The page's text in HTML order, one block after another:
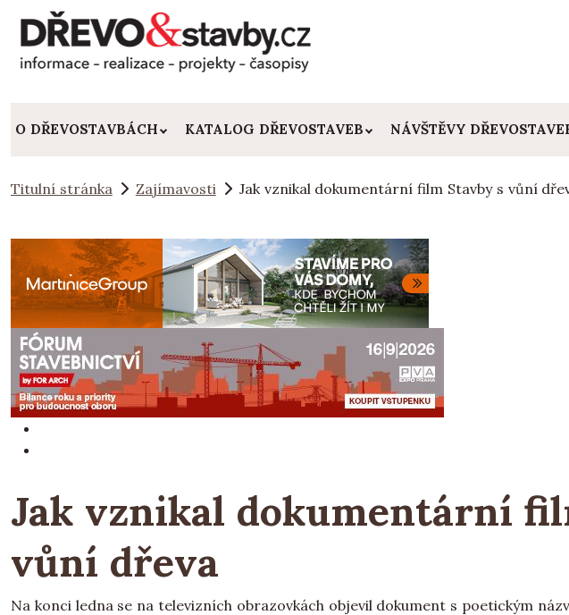
O DŘEVOSTAVBÁCH KATALOG DŘEVOSTAVEB NÁVŠTĚVY
Titulní stránka Zajímavosti Jak vznikal dokumentární film Stavby s vůní
Jak vznikal dokumentární
vůní dřeva
Na konci ledna se na televizních obrazovkách objevil dokument s poetickým